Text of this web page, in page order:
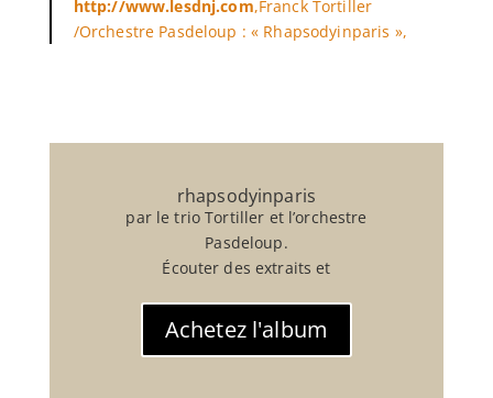
http://www.lesdnj.com,Franck Tortiller
/Orchestre Pasdeloup : « Rhapsodyinparis »,
rhapsodyinparis
par le trio Tortiller et l’orchestre
Pasdeloup.
Écouter des extraits et
Achetez l'album